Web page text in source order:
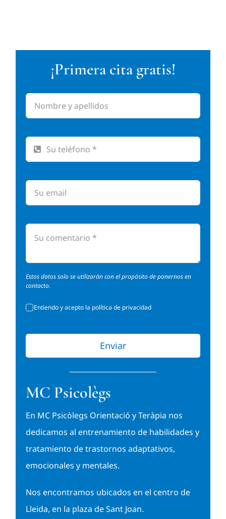
¡Primera cita gratis!
Estos datos solo se utilizarán con el propósito de ponernos en
contacto.
Entiendo y acepto la política de privacidad
Enviar
MC Psicolègs
En MC Psicòlegs Orientació y Teràpia nos
dedicamos al entrenamiento de habilidades y
tratamiento de trastornos adaptativos,
emocionales y mentales.
Nos encontramos ubicados en el centro de
Lleida, en la plaza de Sant Joan.